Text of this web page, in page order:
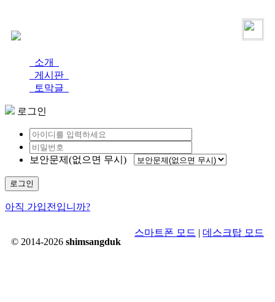
소개
게시판
토막글
로그인
보안문제(없으면 무시)
로그인
아직 가입전입니까?
© 2014-2026 shimsangduk
스마트폰 모드 | 데스크탑 모드